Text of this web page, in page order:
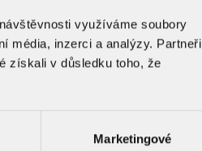
využíváme soubory
média, inzerci a analýzy. Partneři
získali v důsledku toho, že
Marketingové